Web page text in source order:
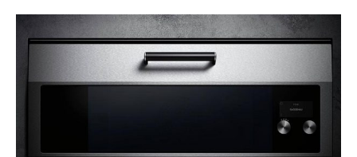
Neuinterpretation einer